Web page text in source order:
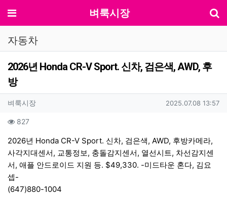
메뉴 벼룩시장
자동차
2026년 Honda CR-V Sport. 신차, 검은색, AWD, 후
방
작성자 정보
벼룩시장작성 작성일
2025.07.08 13:57
컨텐츠 정보
827조회
본문
2026년 Honda CR-V Sport. 신차, 검은색, AWD, 후방카메라,
사각지대센서, 교통정보, 충돌감지센서, 열선시트, 차선감지센
서, 애플 안드로이드 지원 등. $49,330. -미드타운 혼다, 김요
셉-
(647)880-1004